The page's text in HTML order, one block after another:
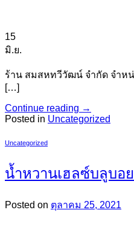
15
มิ.ย.
ร้าน สมสหทวีวัฒน์ จำกัด จำห
[…]
Continue reading →
Posted in Uncategorized
Uncategorized
น้ำหวานเฮลซ์บลูบอ
Posted on ตุลาคม 25, 2021